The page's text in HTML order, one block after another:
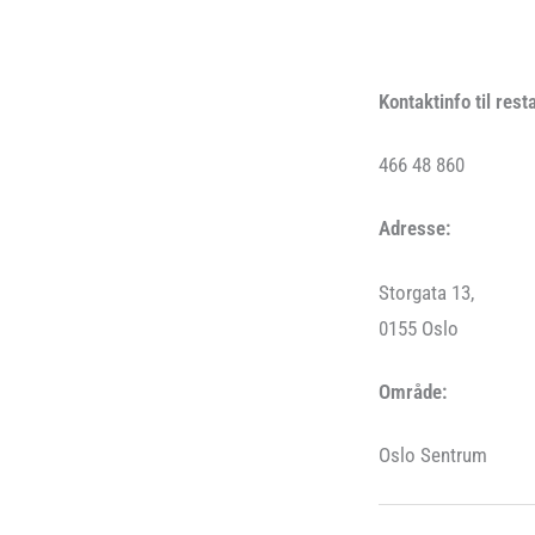
Kontaktinfo til
466 48 860
Adresse:
Storgata 13,
0155 Oslo
Område:
Oslo Sentrum